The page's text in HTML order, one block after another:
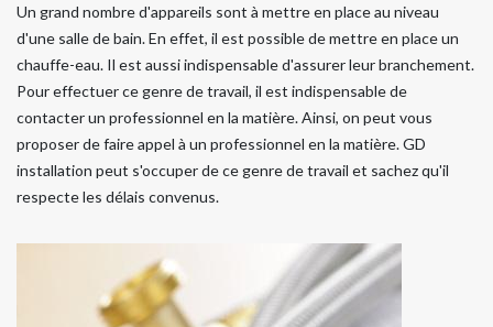
Un grand nombre d'appareils sont à mettre en place au niveau
d'une salle de bain. En effet, il est possible de mettre en place un
chauffe-eau. Il est aussi indispensable d'assurer leur branchement.
Pour effectuer ce genre de travail, il est indispensable de
contacter un professionnel en la matière. Ainsi, on peut vous
proposer de faire appel à un professionnel en la matière. GD
installation peut s'occuper de ce genre de travail et sachez qu'il
respecte les délais convenus.